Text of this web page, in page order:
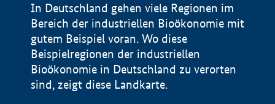
In Deutschland gehen viele Regionen im
Bereich der industriellen Bioökonomie mit
gutem Beispiel voran. Wo diese
Beispielregionen der industriellen
Bioökonomie in Deutschland zu verorten
sind, zeigt diese Landkarte.